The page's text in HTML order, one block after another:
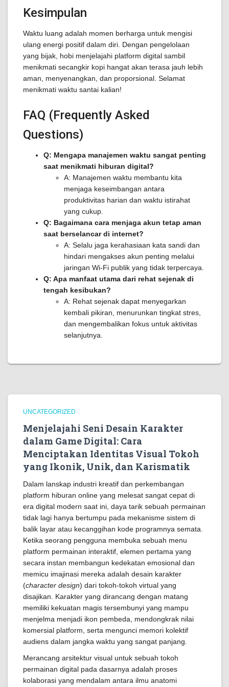
Kesimpulan
Waktu luang adalah momen berharga untuk mengisi
ulang energi positif dalam diri. Dengan pengelolaan
yang bijak, hobi menjelajahi platform digital sambil
menikmati secangkir kopi hangat akan terasa jauh lebih
aman, menyenangkan, dan proporsional. Selamat
menikmati waktu santai kalian!
FAQ (Frequently Asked
Questions)
Q: Mengapa manajemen waktu sangat penting
saat menikmati hiburan digital?
A: Manajemen waktu membantu kita
menjaga keseimbangan antara
produktivitas harian dan waktu istirahat
yang cukup.
Q: Bagaimana cara menjaga akun tetap aman
saat berselancar di internet?
A: Selalu jaga kerahasiaan kata sandi dan
hindari mengakses akun penting melalui
jaringan Wi-Fi publik yang tidak terpercaya.
Q: Apa manfaat utama dari rehat sejenak di
tengah kesibukan?
A: Rehat sejenak dapat menyegarkan
kembali pikiran, menurunkan tingkat stres,
dan mengembalikan fokus untuk aktivitas
selanjutnya.
UNCATEGORIZED
Menjelajahi Seni Desain Karakter
dalam Game Digital: Cara
Menciptakan Identitas Visual Tokoh
yang Ikonik, Unik, dan Karismatik
Dalam lanskap industri kreatif dan perkembangan
platform hiburan online yang melesat sangat cepat di
era digital modern saat ini, daya tarik sebuah permainan
tidak lagi hanya bertumpu pada mekanisme sistem di
balik layar atau kecanggihan kode programnya semata.
Ketika seorang pengguna membuka sebuah menu
platform permainan interaktif, elemen pertama yang
secara instan membangun kedekatan emosional dan
memicu imajinasi mereka adalah desain karakter
(character design) dari tokoh-tokoh virtual yang
disajikan. Karakter yang dirancang dengan matang
memiliki kekuatan magis tersembunyi yang mampu
menjelma menjadi ikon pembeda, mendongkrak nilai
komersial platform, serta mengunci memori kolektif
audiens dalam jangka waktu yang sangat panjang.
Merancang arsitektur visual untuk sebuah tokoh
permainan digital pada dasarnya adalah proses
kolaborasi yang mendalam antara ilmu anatomi